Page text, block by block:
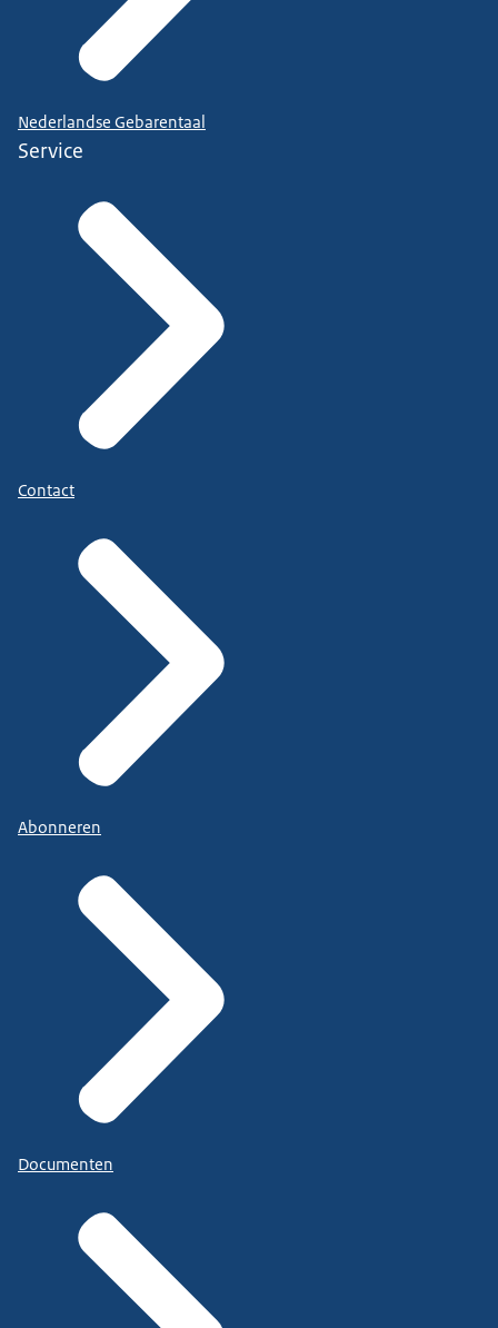
Nederlandse Gebarentaal
Service
Contact
Abonneren
Documenten